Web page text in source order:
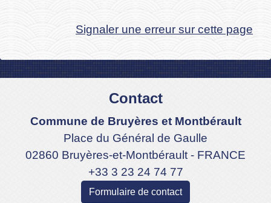
Signaler une erreur sur cette page
Contact
Commune de Bruyères et Montbérault
Place du Général de Gaulle
02860 Bruyères-et-Montbérault - FRANCE
+33 3 23 24 74 77
Formulaire de contact